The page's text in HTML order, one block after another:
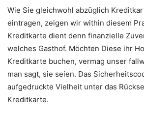
Wie Sie gleichwohl abzüglich
eintragen, zeigen wir within diesem
Kreditkarte dient denn finanzielle
welches Gasthof. Möchten Diese ihr
Kreditkarte buchen, vermag unser
man sagt, sie seien. Das
aufgedruckte Vielheit unter das
Kreditkarte.